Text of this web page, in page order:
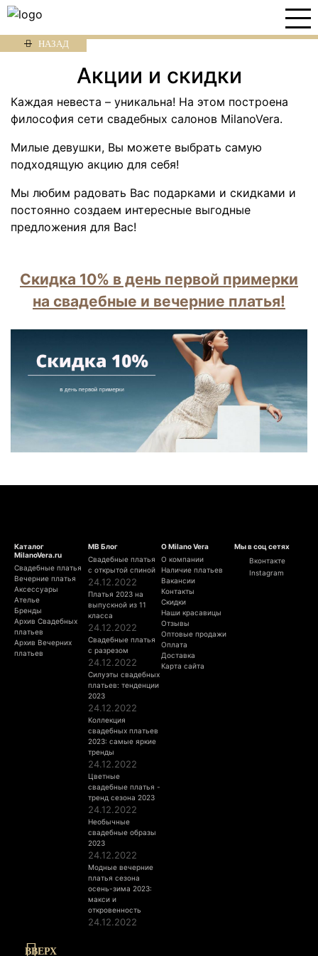
НАЗАД
Акции и скидки
Каждая невеста – уникальна! На этом построена
философия сети свадебных салонов MilanoVera.
Милые девушки, Вы можете выбрать самую
подходящую акцию для себя!
Мы любим радовать Вас подарками и скидками и
постоянно создаем интересные выгодные
предложения для Вас!
Скидка 10% в день первой примерки
на свадебные и вечерние платья!
Каталог
MilanoVera.ru
Свадебные платья
Вечерние платья
Аксессуары
Ателье
Бренды
Архив Свадебных
платьев
Архив Вечерних
платьев
МВ Блог
Свадебные платья
с открытой спиной
24.12.2022
Платья 2023 на
выпускной из 11
класса
24.12.2022
Свадебные платья
с разрезом
24.12.2022
Силуэты свадебных
платьев: тенденции
2023
24.12.2022
Коллекция
свадебных платьев
2023: самые яркие
тренды
24.12.2022
Цветные
свадебные платья -
тренд сезона 2023
24.12.2022
Необычные
свадебные образы
2023
24.12.2022
Модные вечерние
платья сезона
осень-зима 2023:
макси и
откровенность
24.12.2022
О Milano Vera
О компании
Наличие платьев
Вакансии
Контакты
Скидки
Наши красавицы
Отзывы
Оптовые продажи
Оплата
Доставка
Карта сайта
Мы в соц сетях
Вконтакте
Instagram
ВВЕРХ